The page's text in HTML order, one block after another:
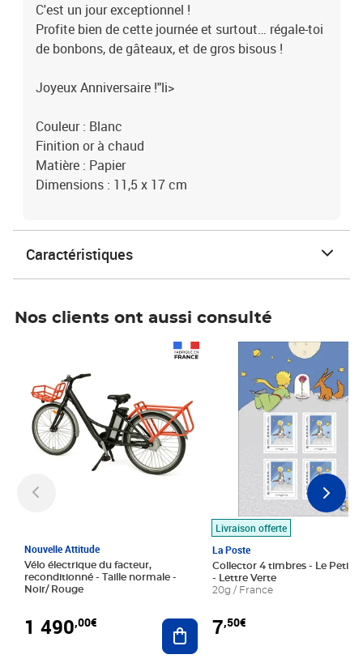
C'est un jour exceptionnel !
Profite bien de cette journée et surtout… régale-toi
de bonbons, de gâteaux, et de gros bisous !
Joyeux Anniversaire !"li>
Couleur : Blanc
Finition or à chaud
Matière : Papier
Dimensions : 11,5 x 17 cm
Caractéristiques
Nos clients ont aussi consulté
Nouvelle Attitude
Vélo électrique du facteur,
reconditionné - Taille normale -
Noir/ Rouge
1 490,00€ Ajouter au panier
Livraison offerte
La Poste
Collector 4 timbres - Le Petit
- Lettre Verte
20g / France
7,50€
Prix 7,50€